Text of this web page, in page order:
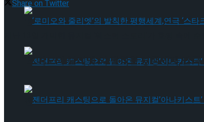
‘로미오와 줄리엣’의 발칙한 평행세계,연극
젠더프리 캐스팅으로 돌아온 뮤지컬’아나
‘로미오와 줄리엣’의 발칙한 평행세계,연극
Share on Twitter